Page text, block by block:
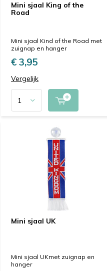
Mini sjaal King of the
Road
Mini sjaal Kind of the Road met
zuignap en hanger
€ 3,95
Vergelijk
Mini sjaal UK
Mini sjaal UKmet zuignap en
hanger